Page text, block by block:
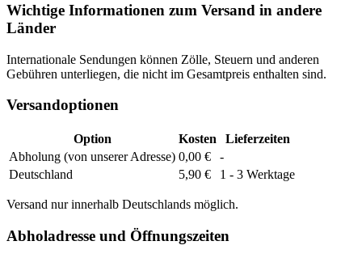
Wichtige Informationen zum Versand in andere
Länder
Internationale Sendungen können Zölle, Steuern und anderen
Gebühren unterliegen, die nicht im Gesamtpreis enthalten sind.
Versandoptionen
Option Kosten
Lieferzeiten
Abholung (von unserer Adresse) 0,00 €
-
Deutschland
5,90 € 1 - 3 Werktage
Versand nur innerhalb Deutschlands möglich.
Abholadresse und Öffnungszeiten